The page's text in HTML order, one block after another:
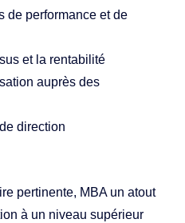
de performance et de
et la rentabilité
auprès des
direction
pertinente, MBA un atout
à un niveau supérieur